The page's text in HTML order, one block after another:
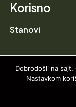
Korisno
Stanovi
2024 VISTA
Dobrodošli na
Nastavkom